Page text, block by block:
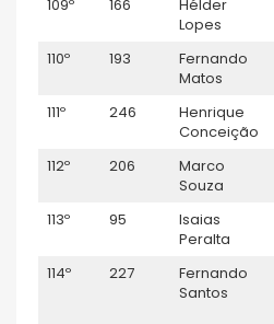
109º 166
Hélder
Lopes
110º 193
Fernando
Matos
111º 246
Henrique
Conceição
112º 206
Marco
Souza
113º 95
Isaias
Peralta
114º 227
Fernando
Santos